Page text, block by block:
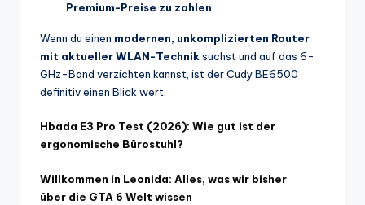
Premium-Preise zu zahlen
Wenn du einen modernen, unkomplizierten Router
mit aktueller WLAN-Techniksuchst und auf das 6-
GHz-Band verzichten kannst, ist der Cudy BE6500
definitiv einen Blick wert.
Hbada E3 Pro Test (2026): Wie gut ist der
ergonomische Bürostuhl?
Willkommen in Leonida: Alles, was wir bisher
über die GTA 6 Welt wissen